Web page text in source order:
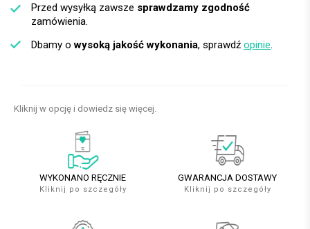
Przed wysyłką zawsze sprawdzamy zgodność
zamówienia.
Dbamy owysoką jakość wykonania, sprawdź opinie.
Kliknij w opcję i dowiedz się więcej.
WYKONANO RĘCZNIE
Kliknij po szczegóły
GWARANCJA DOSTAWY
Kliknij po szczegóły